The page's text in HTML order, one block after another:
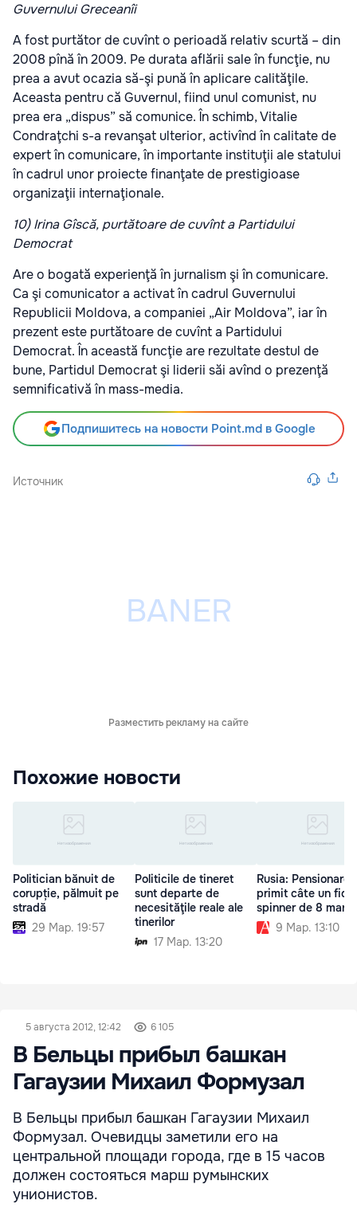
Guvernului Greceanîi
A fost purtător de cuvînt o perioadă relativ scurtă – din
2008 pînă în 2009. Pe durata aflării sale în funcţie, nu
prea a avut ocazia să-şi pună în aplicare calităţile.
Aceasta pentru că Guvernul, fiind unul comunist, nu
prea era „dispus” să comunice. În schimb, Vitalie
Condraţchi s-a revanşat ulterior, activînd în calitate de
expert în comunicare, în importante instituţii ale statului
în cadrul unor proiecte finanţate de prestigioase
organizaţii internaţionale.
10) Irina Gîscă, purtătoare de cuvînt a Partidului
Democrat
Are o bogată experienţă în jurnalism şi în comunicare.
Ca şi comunicator a activat în cadrul Guvernului
Republicii Moldova, a companiei „Air Moldova”, iar în
prezent este purtătoare de cuvînt a Partidului
Democrat. În această funcţie are rezultate destul de
bune, Partidul Democrat şi liderii săi avînd o prezenţă
semnificativă în mass-media.
Подпишитесь на новости Point.md в Google
Источник
Разместить рекламу на сайте
Похожие новости
Politician bănuit de
corupție, pălmuit pe
stradă
29 Мар. 19:57
Politicile de tineret
sunt departe de
necesităţile reale ale
tinerilor
17 Мар. 13:20
Rusia: Pensionare
primit câte un
spinner de 8
9 Мар. 13:10
5 августа 2012, 12:42 6 105
В Бельцы прибыл башкан
Гагаузии Михаил Формузал
В Бельцы прибыл башкан Гагаузии Михаил
Формузал. Очевидцы заметили его на
центральной площади города, где в 15 часов
должен состояться марш румынских
унионистов.